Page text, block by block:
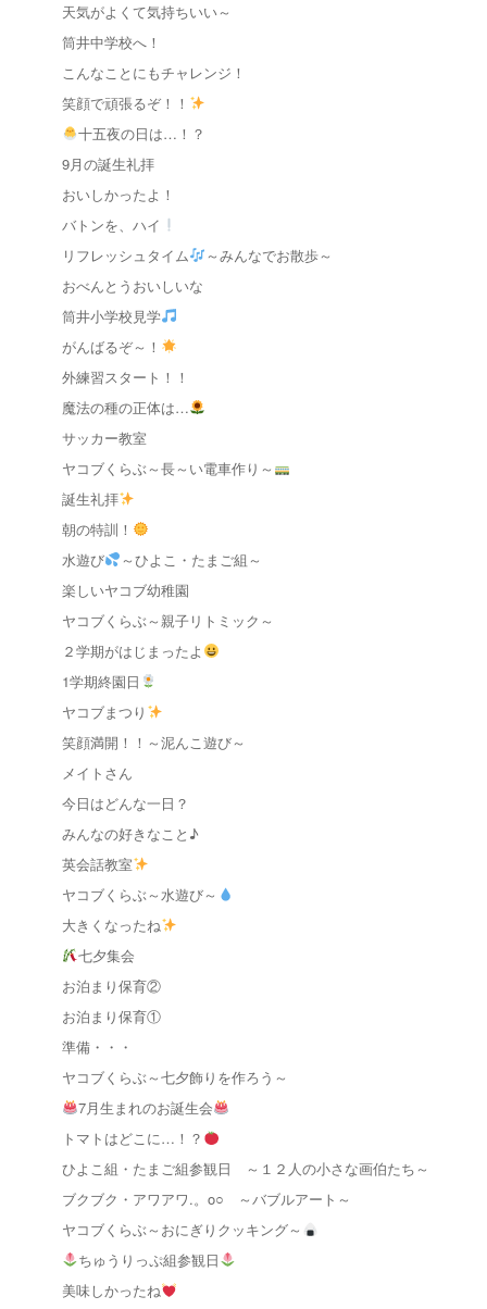
天気がよくて気持ちいい～
筒井中学校へ！
こんなことにもチャレンジ！
笑顔で頑張るぞ！！
十五夜の日は…！？
9月の誕生礼拝
おいしかったよ！
バトンを、ハイ
リフレッシュタイム
～みんなでお散歩～
おべんとうおいしいな
筒井小学校見学
がんばるぞ～！
外練習スタート！！
魔法の種の正体は…
サッカー教室
ヤコブくらぶ～長～い電車作り～
誕生礼拝
朝の特訓！
水遊び
～ひよこ・たまご組～
楽しいヤコブ幼稚園
ヤコブくらぶ～親子リトミック～
２学期がはじまったよ
1学期終園日
ヤコブまつり
笑顔満開！！～泥んこ遊び～
メイトさん
今日はどんな一日？
みんなの好きなこと♪
英会話教室
ヤコブくらぶ～水遊び～
大きくなったね
七夕集会
お泊まり保育②
お泊まり保育①
準備・・・
ヤコブくらぶ～七夕飾りを作ろう～
7月生まれのお誕生会
トマトはどこに…！？
ひよこ組・たまご組参観日 ～１２人の小さな画伯たち～
ブクブク・アワアワ.。o○ ～バブルアート～
ヤコブくらぶ～おにぎりクッキング～
ちゅうりっぷ組参観日
美味しかったね